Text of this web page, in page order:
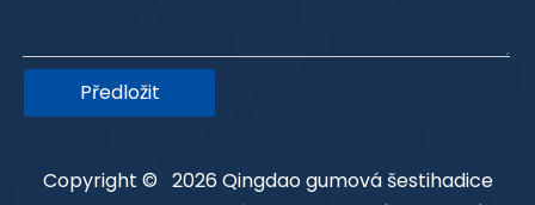
Předložit
Copyright © 2026 Qingdao gumová šestihadice